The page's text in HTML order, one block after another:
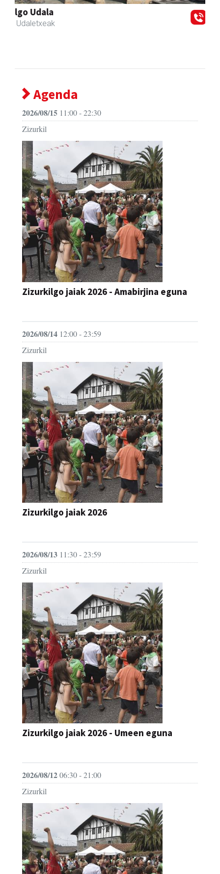
Zubimusu Ikastola
Zizurkil - Hezkuntza
Agenda
2026/08/15 11:00 - 22:30
Zizurkil
Zizurkilgo jaiak 2026 - Amabirjina eguna
2026/08/14 12:00 - 23:59
Zizurkil
Zizurkilgo jaiak 2026
2026/08/13 11:30 - 23:59
Zizurkil
Zizurkilgo jaiak 2026 - Umeen eguna
2026/08/1206:30 - 21:00
Zizurkil